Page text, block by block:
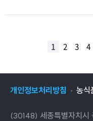
식감, 매력은 모두 다릅
1 2 3 4
개인정보처리방침 농식
(30148) 세종특별자치시